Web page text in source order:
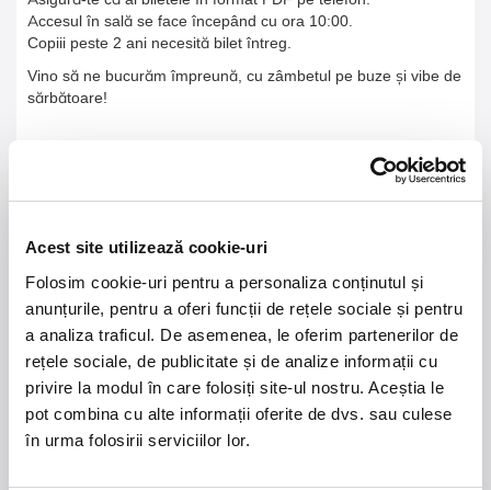
Acest site utilizează cookie-uri
Folosim cookie-uri pentru a personaliza conținutul și
anunțurile, pentru a oferi funcții de rețele sociale și pentru
a analiza traficul. De asemenea, le oferim partenerilor de
rețele sociale, de publicitate și de analize informații cu
privire la modul în care folosiți site-ul nostru. Aceștia le
pot combina cu alte informații oferite de dvs. sau culese
în urma folosirii serviciilor lor.
Accesul în sală se face începând cu ora 10:00.
Copiii peste 2 ani necesită bilet întreg.
Vino să ne bucurăm împreună, cu zâmbetul pe buze și vibe de
sărbătoare!
Plaja La Nueva Cucaracha, Mamaia
Vita Tour
Sala Palatului, Bucuresti
7 - 9 august 2026
Summer Well 2026
MASTERS OF
CLASSIC